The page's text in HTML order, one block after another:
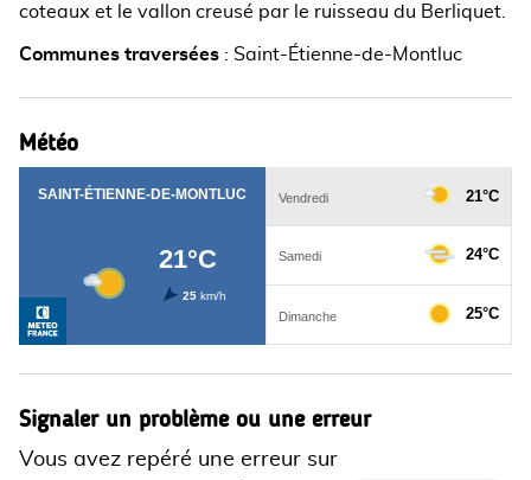
coteaux et le vallon creusé par le ruisseau du Berliquet.
Communes traversées : Saint-Étienne-de-Montluc
Météo
Signaler un problème ou une erreur
Vous avez repéré une erreur sur